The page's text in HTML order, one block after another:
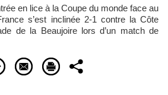
en lice à la Coupe du monde face au
s’est inclinée 2-1 contre la Côte
de la Beaujoire lors d’un match de